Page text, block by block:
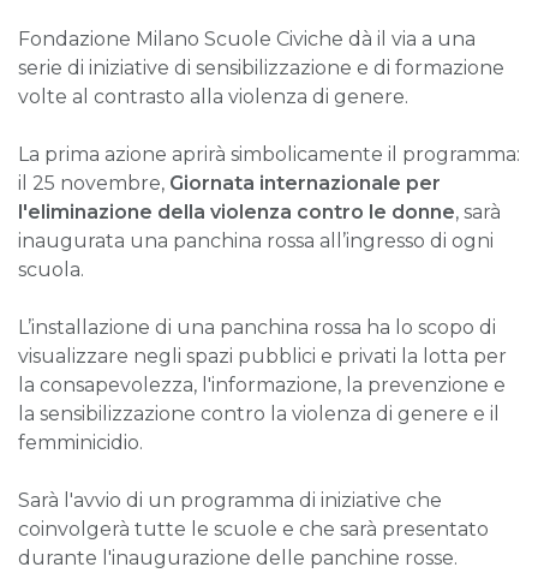
Fondazione Milano Scuole Civiche dà il via a una
serie di iniziative di sensibilizzazione e di formazione
volte al contrasto alla violenza di genere.
La prima azione aprirà simbolicamente il programma:
il 25 novembre, Giornata internazionale per
l'eliminazione della violenza contro le donne, sarà
inaugurata una panchina rossa all’ingresso di ogni
scuola.
L’installazione di una panchina rossa ha lo scopo di
visualizzare negli spazi pubblici e privati la lotta per
la consapevolezza, l'informazione, la prevenzione e
la sensibilizzazione contro la violenza di genere e il
femminicidio.
Sarà l'avvio di un programma di iniziative che
coinvolgerà tutte le scuole e che sarà presentato
durante l'inaugurazione delle panchine rosse.